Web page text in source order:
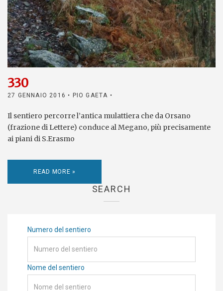
330
27 GENNAIO 2016 • PIO GAETA •
Il sentiero percorre l’antica mulattiera che da Orsano
(frazione di Lettere) conduce al Megano, più precisamente
ai piani di S.Erasmo
READ MORE »
SEARCH
Numero del sentiero
Nome del sentiero